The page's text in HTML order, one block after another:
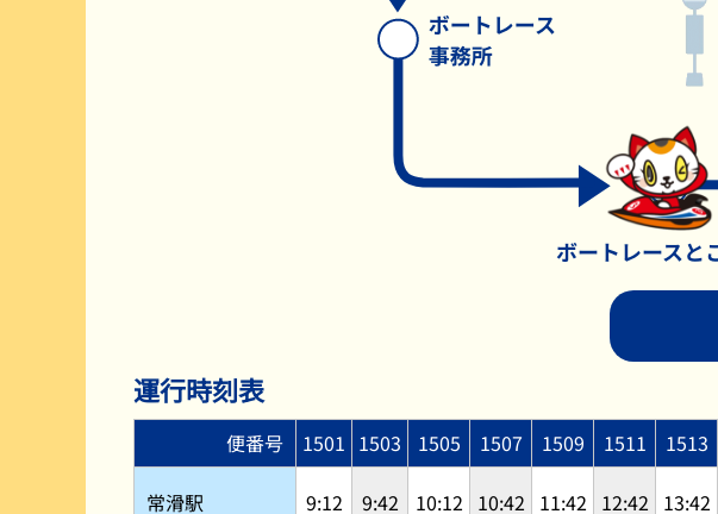
運行時刻表
便番号 1501 1503 1505 1507 1509 1511 1513
常滑駅 9:12 9:42 10:12 10:42 11:42 12:42 13:42